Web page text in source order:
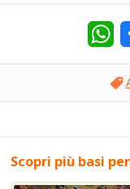
Scopri più basi